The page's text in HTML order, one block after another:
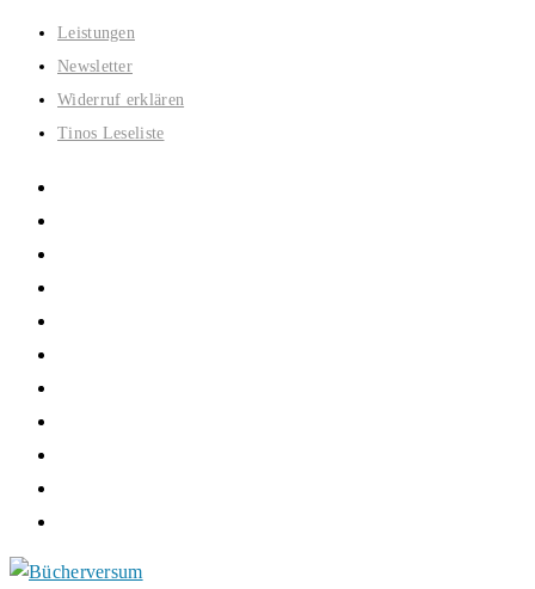
Zum
Inhalt
springen
Leistungen
Newsletter
Widerruf erklären
Tinos Leseliste